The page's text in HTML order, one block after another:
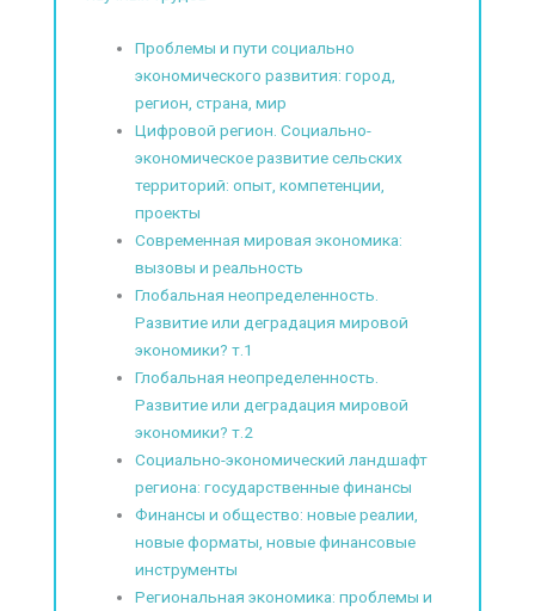
Проблемы и пути социально
экономического развития: город,
регион, страна, мир
Цифровой регион. Социально-
экономическое развитие сельских
территорий: опыт, компетенции,
проекты
Современная мировая экономика:
вызовы и реальность
Глобальная неопределенность.
Развитие или деградация мировой
экономики? т.1
Глобальная неопределенность.
Развитие или деградация мировой
экономики? т.2
Социально-экономический ландшафт
региона: государственные финансы
Финансы и общество: новые реалии,
новые форматы, новые финансовые
инструменты
Региональная экономика: проблемы и